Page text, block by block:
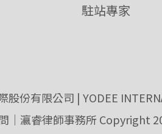
駐站專家
股份有限公司 | YODEE
｜瀛睿律師事務所 Copyright